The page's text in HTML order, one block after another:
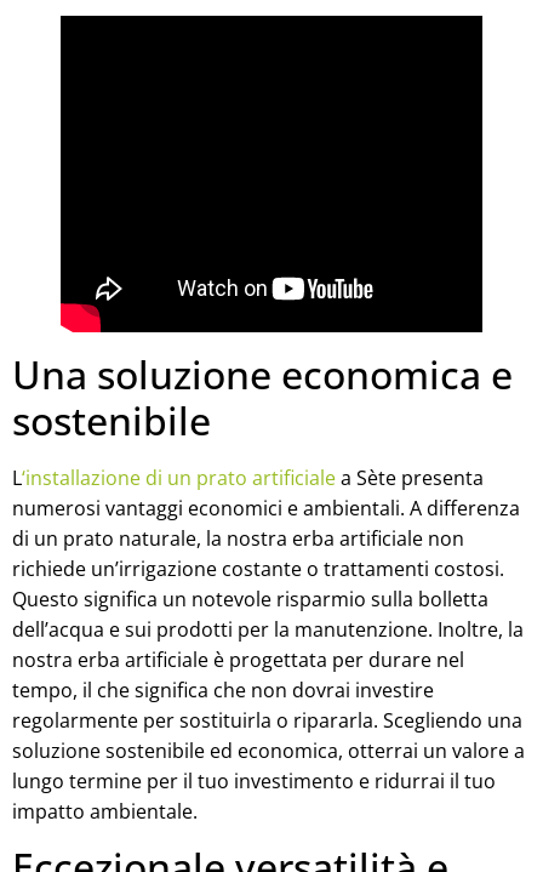
Una soluzione economica e
sostenibile
L‘installazione di un prato artificialea Sète presenta
numerosi vantaggi economici e ambientali. A differenza
di un prato naturale, la nostra erba artificiale non
richiede un’irrigazione costante o trattamenti costosi.
Questo significa un notevole risparmio sulla bolletta
dell’acqua e sui prodotti per la manutenzione. Inoltre, la
nostra erba artificiale è progettata per durare nel
tempo, il che significa che non dovrai investire
regolarmente per sostituirla o ripararla. Scegliendo una
soluzione sostenibile ed economica, otterrai un valore a
lungo termine per il tuo investimento e ridurrai il tuo
impatto ambientale.